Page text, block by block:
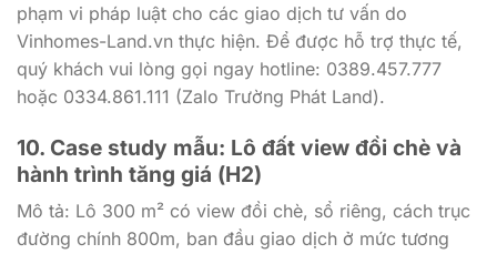
phạm vi pháp luật cho các giao dịch tư vấn do
Vinhomes-Land.vn thực hiện. Để được hỗ trợ thực tế,
quý khách vui lòng gọi ngay hotline: 0389.457.777
hoặc 0334.861.111 (Zalo Trường Phát Land).
10. Case study mẫu: Lô đất view đồi chè và
hành trình tăng giá (H2)
Mô tả: Lô 300 m² có view đồi chè, sổ riêng, cách trục
đường chính 800m, ban đầu giao dịch ở mức tương